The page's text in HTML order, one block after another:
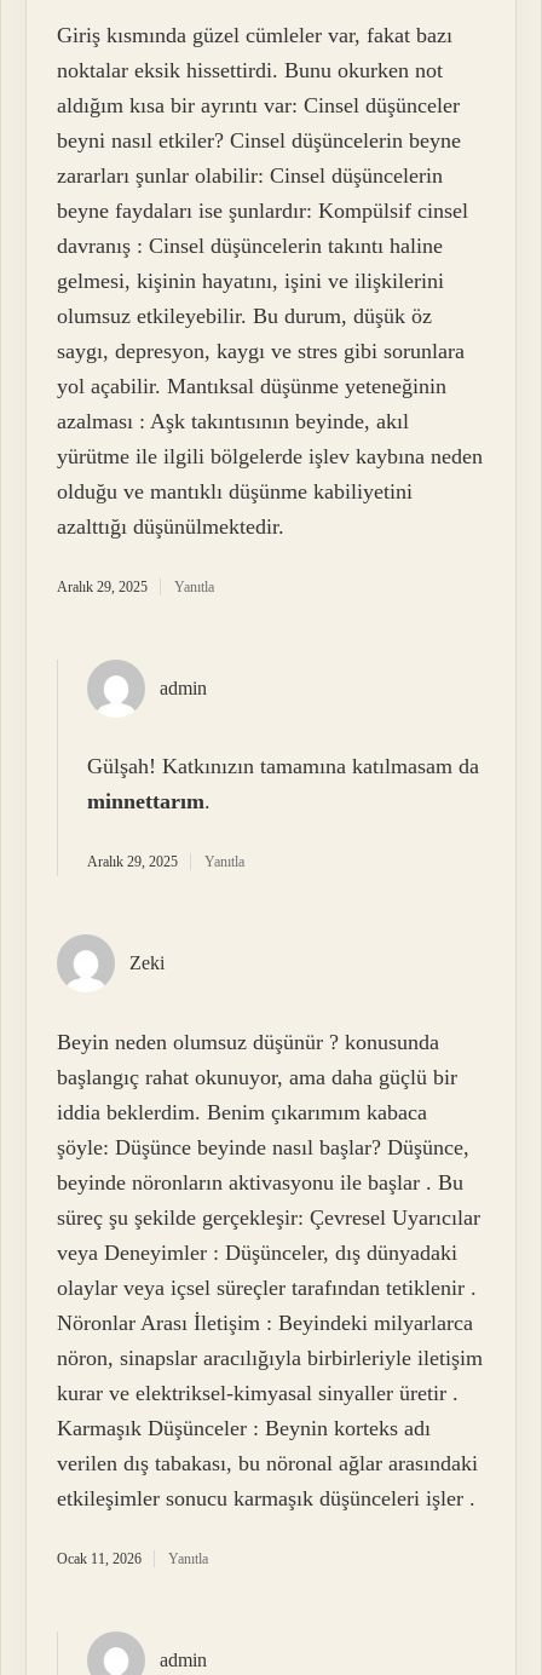
Giriş kısmında güzel cümleler var, fakat bazı
noktalar eksik hissettirdi. Bunu okurken not
aldığım kısa bir ayrıntı var: Cinsel düşünceler
beyni nasıl etkiler? Cinsel düşüncelerin beyne
zararları şunlar olabilir: Cinsel düşüncelerin
beyne faydaları ise şunlardır: Kompülsif cinsel
davranış : Cinsel düşüncelerin takıntı haline
gelmesi, kişinin hayatını, işini ve ilişkilerini
olumsuz etkileyebilir. Bu durum, düşük öz
saygı, depresyon, kaygı ve stres gibi sorunlara
yol açabilir. Mantıksal düşünme yeteneğinin
azalması : Aşk takıntısının beyinde, akıl
yürütme ile ilgili bölgelerde işlev kaybına neden
olduğu ve mantıklı düşünme kabiliyetini
azalttığı düşünülmektedir.
Aralık 29, 2025 Yanıtla
admin
Gülşah! Katkınızın tamamına katılmasam da
minnettarım.
Aralık 29, 2025 Yanıtla
Zeki
Beyin neden olumsuz düşünür ? konusunda
başlangıç rahat okunuyor, ama daha güçlü bir
iddia beklerdim. Benim çıkarımım kabaca
şöyle: Düşünce beyinde nasıl başlar? Düşünce,
beyinde nöronların aktivasyonu ile başlar . Bu
süreç şu şekilde gerçekleşir: Çevresel Uyarıcılar
veya Deneyimler : Düşünceler, dış dünyadaki
olaylar veya içsel süreçler tarafından tetiklenir .
Nöronlar Arası İletişim : Beyindeki milyarlarca
nöron, sinapslar aracılığıyla birbirleriyle iletişim
kurar ve elektriksel-kimyasal sinyaller üretir .
Karmaşık Düşünceler : Beynin korteks adı
verilen dış tabakası, bu nöronal ağlar arasındaki
etkileşimler sonucu karmaşık düşünceleri işler .
Ocak 11, 2026 Yanıtla
admin